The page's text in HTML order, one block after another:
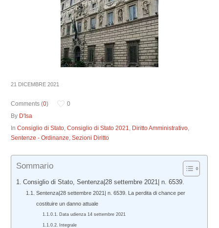
21 DICEMBRE 2021
Comments (0)
0
By D'Isa
InConsiglio di Stato,Consiglio di Stato 2021, Diritto Amministrativo,
Sentenze - Ordinanze,Sezioni Diritto
Sommario
Consiglio di Stato, Sentenza|28 settembre 2021| n. 6539.
Sentenza|28 settembre 2021| n. 6539. La perdita di chance per
costituire un danno attuale
Data udienza 14 settembre 2021
Integrale